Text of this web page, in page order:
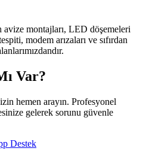
avize montajları, LED döşemeleri
modem arızaları ve sıfırdan
Var?
hemen arayın. Profesyonel
gelerek sorunu güvenle
Destek